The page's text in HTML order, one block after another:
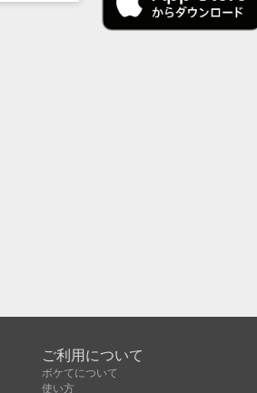
ご利用について
ボケてについて
使い方